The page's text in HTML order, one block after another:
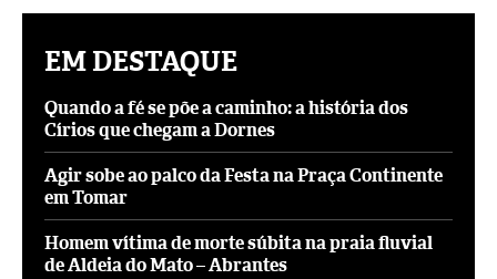
EM DESTAQUE
Quando a fé se põe a caminho: a história dos
Círios que chegam a Dornes
Agir sobe ao palco da Festa na Praça Continente
em Tomar
Homem vítima de morte súbita na praia fluvial
de Aldeia do Mato – Abrantes